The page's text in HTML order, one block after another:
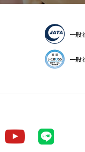
一般
一般